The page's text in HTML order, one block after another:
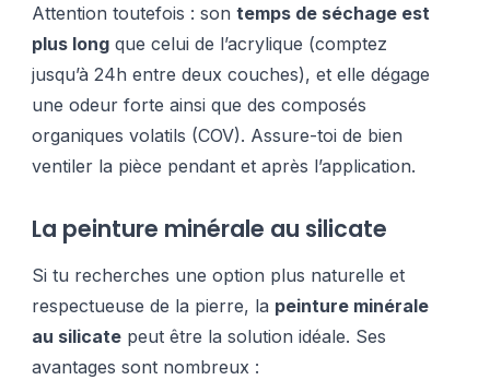
Attention toutefois : sontemps de séchage est
plus long que celui de l’acrylique (comptez
jusqu’à 24h entre deux couches), et elle dégage
une odeur forte ainsi que des composés
organiques volatils (COV). Assure-toi de bien
ventiler la pièce pendant et après l’application.
La peinture minérale au silicate
Si tu recherches une option plus naturelle et
respectueuse de la pierre, la peinture minérale
au silicate peut être la solution idéale. Ses
avantages sont nombreux :